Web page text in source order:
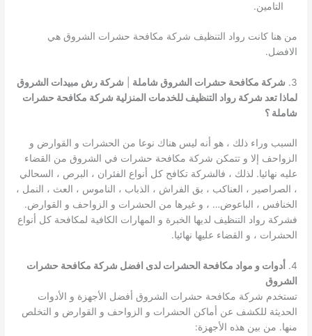
التامين.
من هنا كانت رواد التنظيف شركة مكافحة حشرات الشروق هي
الافضل.
3. شركة مكافحة حشرات الشروق شاملة
شركة رش مبيدات الشروق
لماذا تعد شركة رواد التنظيف للخدمات المنزلية شركة مكافحة حشرات
شاملة ؟
السبب وراء ذلك ، هو أنه ليس هناك نوعا من الحشرات و القوارض و
الزواحف إلا و تتمكن شركة مكافحة حشرات في الشروق من القضاء
عليه نهائيا. لذلك ، فالشركة تكافح كل أنواع الفئران ، البرص ، السحالي
، الصراصير ، العناكب ، بق الفراش ، الذباب ، الناموس ، العث ، النمل ،
الخنافس ، الباعوض… ، و غيرها من الحشرات و الزواحف و القوارض.
فشركة رواد التنظيف لديها الخبرة و المهارات الكافية لمكافحة كل أنواع
الحشرات ، و القضاء عليها نهائيا.
4.
أدوات و مواد مكافحة الحشرات لدى افضل شركة مكافحة حشرات
الشروق
تستخدم شركة مكافحة حشرات الشروق أفضل الأجهزة و الأدوات
الحديثة للكشف عن أماكن الحشرات و الزواحف و القوارض و التخلص
منها. من بين هذه الأجهزة: